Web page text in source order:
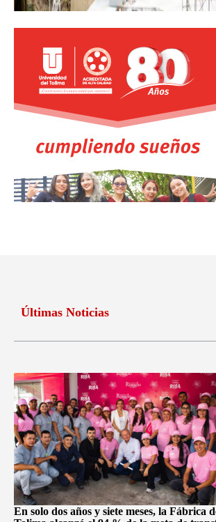
Últimas Noticias
En solo dos años y siete meses, la Fábrica